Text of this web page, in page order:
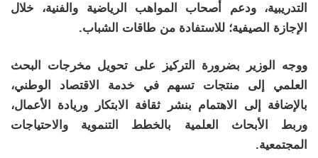
التدريبية، ودعم أصحاب المواهب الرياضية والفنية، خلال
الإجازة الصيفية؛ للاستفادة من طاقات الشباب.
ووجه الوزير بضرورة التركيز على تحويل مخرجات البحث
العلمي إلى منتجات تسهم في خدمة الاقتصاد الوطني،
بالإضافة إلى الاهتمام بنشر ثقافة الابتكار وريادة الأعمال،
وربط الأبحاث العلمية بالخطط التنموية والاحتياجات
المجتمعية.